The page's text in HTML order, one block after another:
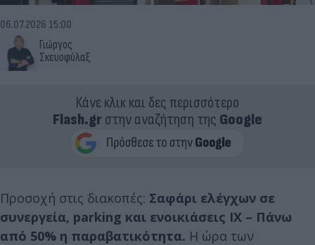
Γιώργος
Σκευοφύλαξ
06.07.2026 15:00
Κάνε κλικ και δες περισσότερο
Flash.grστην αναζήτηση της Google
Προσοχή στις διακοπές: Σαφάρι ελέγχων σε
συνεργεία, parking και ενοικιάσεις ΙΧ – Πάνω
από 50% η παραβατικότητα. Η ώρα των